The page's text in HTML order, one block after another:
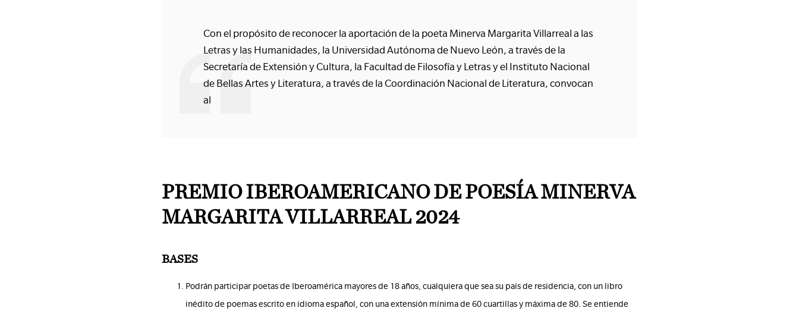
Con el propósito de reconocer la aportación de la poeta Minerva Margarita Villarreal a las
Letras y las Humanidades, la Universidad Autónoma de Nuevo León, a través de la
Secretaría de Extensión y Cultura, la Facultad de Filosofía y Letras y el Instituto Nacional
de Bellas Artes y Literatura, a través de la Coordinación Nacional de Literatura, convocan
al
PREMIO IBEROAMERICANO DE POESÍA MINERVA
MARGARITA VILLARREAL 2024
BASES
Podrán participar poetas de Iberoamérica mayores de 18 años, cualquiera que sea su país de residencia, con un libro
inédito de poemas escrito en idioma español, con una extensión mínima de 60 cuartillas y máxima de 80. Se entiende